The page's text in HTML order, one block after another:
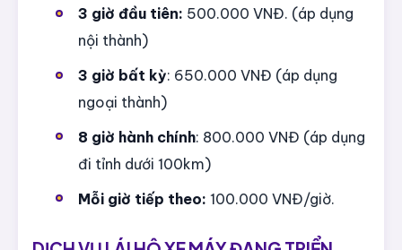
3 giờ đầu tiên: 500.000 VNĐ. (áp dụng
nội thành)
3 giờ bất kỳ: 650.000 VNĐ (áp dụng
ngoại thành)
8 giờ hành chính: 800.000 VNĐ (áp dụng
đi tỉnh dưới 100km)
Mỗi giờ tiếp theo: 100.000 VNĐ/giờ.